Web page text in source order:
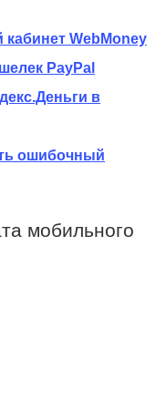
WebMoney
PayPal
в
ошибочный
мобильного